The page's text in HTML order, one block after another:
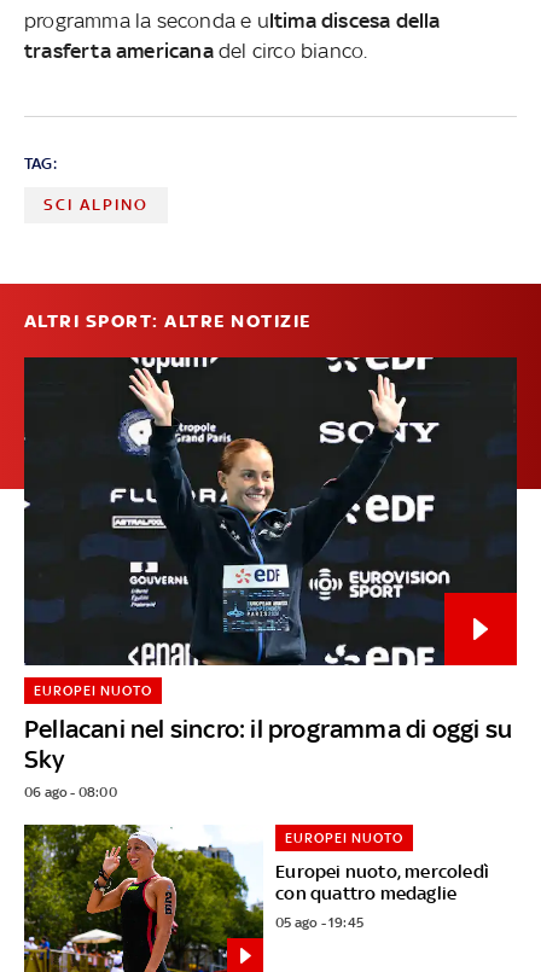
programma la seconda e ultima discesa della
trasferta americana del circo bianco.
TAG:
SCI ALPINO
ALTRI SPORT: ALTRE NOTIZIE
Pellacani nel sincro: il programma di oggi su
Sky
EUROPEI NUOTO
06 ago - 08:00
Europei nuoto, mercoledì
con quattro medaglie
EUROPEI NUOTO
05 ago - 19:45